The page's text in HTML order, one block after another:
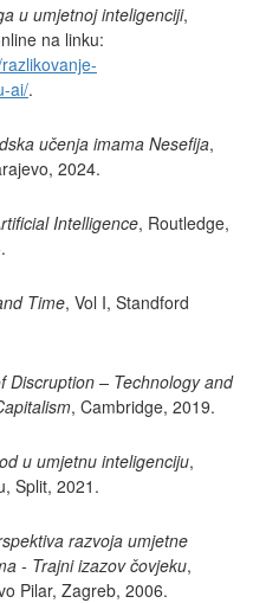
u umjetnoj inteligenciji,
na linku:
ai/.
učenja imama Nesefija,
2024.
Intelligence, Routledge,
Time, Vol I, Standford
Discruption– Technology and
, Cambridge, 2019.
u umjetnu inteligenciju,
Split, 2021.
razvoja umjetne
- Trajni izazov čovjeku,
Pilar, Zagreb, 2006.